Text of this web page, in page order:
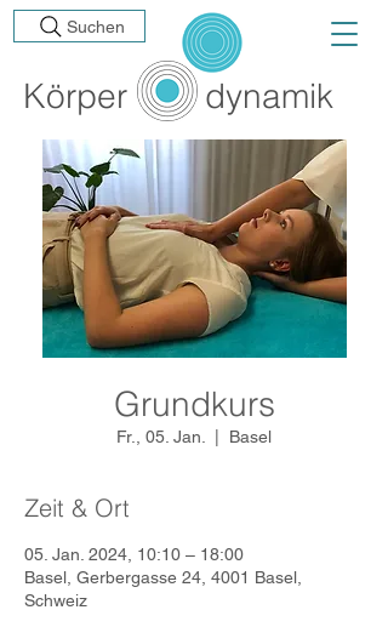
Körper dynamik
Suchen
Grundkurs
Fr., 05. Jan. Basel
Zeit & Ort
05. Jan. 2024, 10:10 – 18:00
Basel, Gerbergasse 24, 4001 Basel,
Schweiz